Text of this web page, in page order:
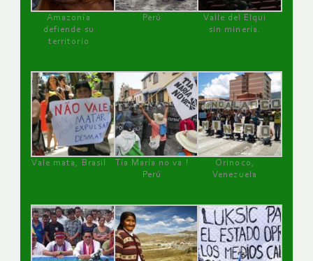
Amazonía
defiende su
territorio
Perú
Valle del Elqui
sin minería.
Vale mata, Brasil
Tía María no va !
Perú
Orinoco,
Venezuela